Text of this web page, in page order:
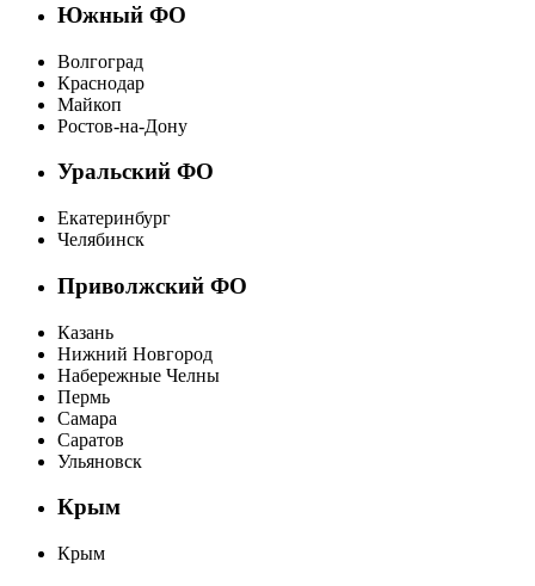
Южный ФО
Волгоград
Краснодар
Майкоп
Ростов-на-Дону
Уральский ФО
Екатеринбург
Челябинск
Приволжский ФО
Казань
Нижний Новгород
Набережные Челны
Пермь
Самара
Саратов
Ульяновск
Крым
Крым